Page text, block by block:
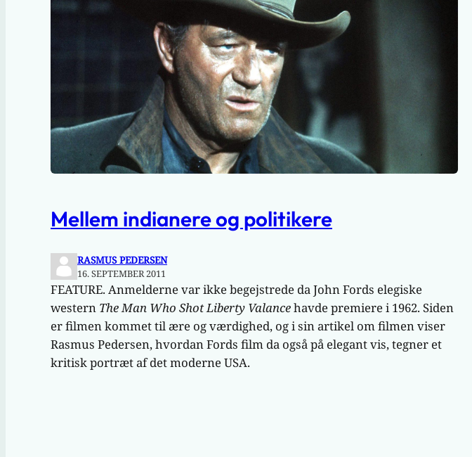
Mellem indianere og politikere
RASMUS PEDERSEN
16. SEPTEMBER 2011
FEATURE. Anmelderne var ikke begejstrede da John Fords elegiske
western The Man Who Shot Liberty Valancehavde premiere i 1962. Siden
er filmen kommet til ære og værdighed, og i sin artikel om filmen viser
Rasmus Pedersen, hvordan Fords film da også på elegant vis, tegner et
kritisk portræt af det moderne USA.